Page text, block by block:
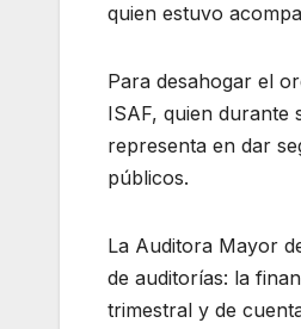
quien estuvo
Para desahogar el
ISAF, quien durante
representa en dar
públicos.
La Auditora Mayor
de auditorías: la
trimestral y de